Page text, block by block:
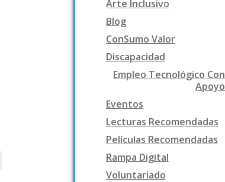
Arte Inclusivo
Blog
ConSumo Valor
Discapacidad
Empleo Tecnológico Con
Apoyo
Eventos
Lecturas Recomendadas
Películas Recomendadas
Rampa Digital
Voluntariado